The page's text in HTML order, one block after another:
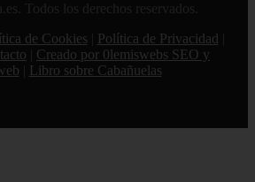
Todos los derechos reservados.
de Cookies Política de Privacidad
Creado por 0lemiswebs SEO y
Libro sobre Cabañuelas